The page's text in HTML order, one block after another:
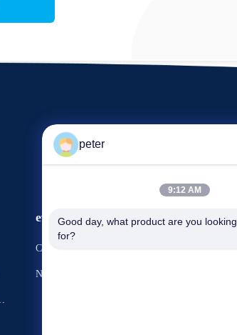
eventi
Casi
Notizie
Richiesta Una
peter
9:12 AM
Good day, what product are you looking
for?